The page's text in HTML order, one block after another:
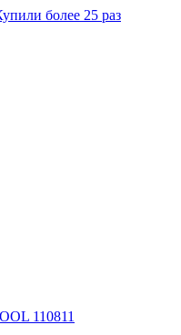
более 25 раз
110811